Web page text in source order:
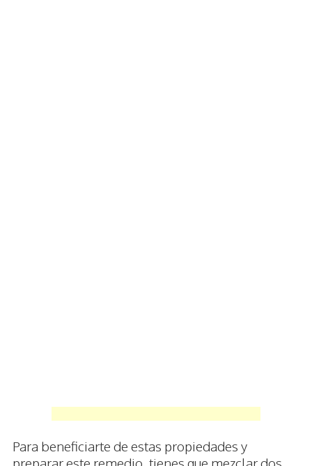
Para beneficiarte de estas propiedades y
preparar este remedio, tienes que mezclar dos